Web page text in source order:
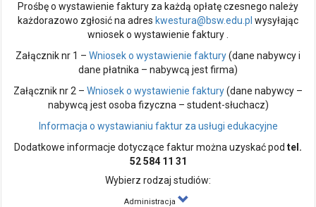
Prośbę o wystawienie faktury za każdą opłatę czesnego należy
każdorazowo zgłosić na adres kwestura@bsw.edu.pl wysyłając
wniosek o wystawienie faktury .
Załącznik nr 1 – Wniosek o wystawienie faktury(dane nabywcy i
dane płatnika – nabywcą jest firma)
Załącznik nr 2 – Wniosek o wystawienie faktury(dane nabywcy –
nabywcą jest osoba fizyczna – student-słuchacz)
Informacja o wystawianiu faktur za usługi edukacyjne
Dodatkowe informacje dotyczące faktur można uzyskać pod tel.
52 584 11 31
Wybierz rodzaj studiów:
Administracja